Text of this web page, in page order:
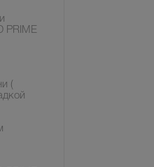
PRIME
(